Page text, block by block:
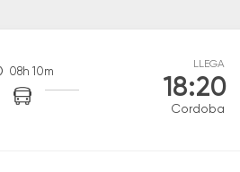
08h 10m
LLEGA
18:20
Cordoba